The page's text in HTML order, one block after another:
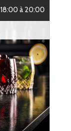
18:00 à 20:00